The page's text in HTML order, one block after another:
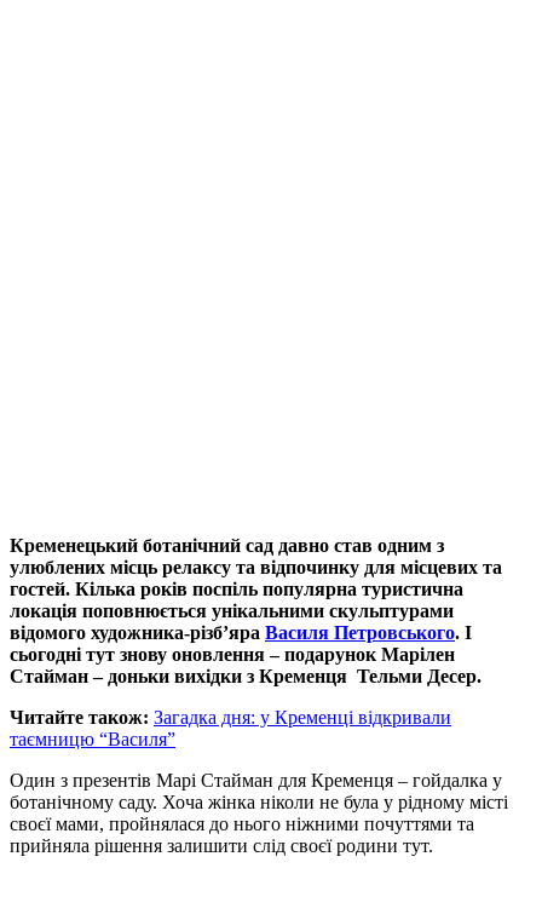
Кременецький ботанічний сад давно став одним з
улюблених місць релаксу та відпочинку для місцевих та
гостей. Кілька років поспіль популярна туристична
локація поповнюється унікальними скульптурами
відомого художника-різб’яра Василя Петровського. І
сьогодні тут знову оновлення – подарунок Марілен
Стайман – доньки вихідки з Кременця Тельми Десер.
Читайте також: Загадка дня: у Кременці відкривали
таємницю “Василя”
Один з презентів Марі Стайман для Кременця – гойдалка у
ботанічному саду. Хоча жінка ніколи не була у рідному місті
своєї мами, пройнялася до нього ніжними почуттями та
прийняла рішення залишити слід своєї родини тут.